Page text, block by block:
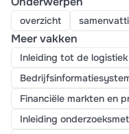
overzicht
Meer vakken
Inleiding tot de logistiek
Financiële markten en
Inleiding